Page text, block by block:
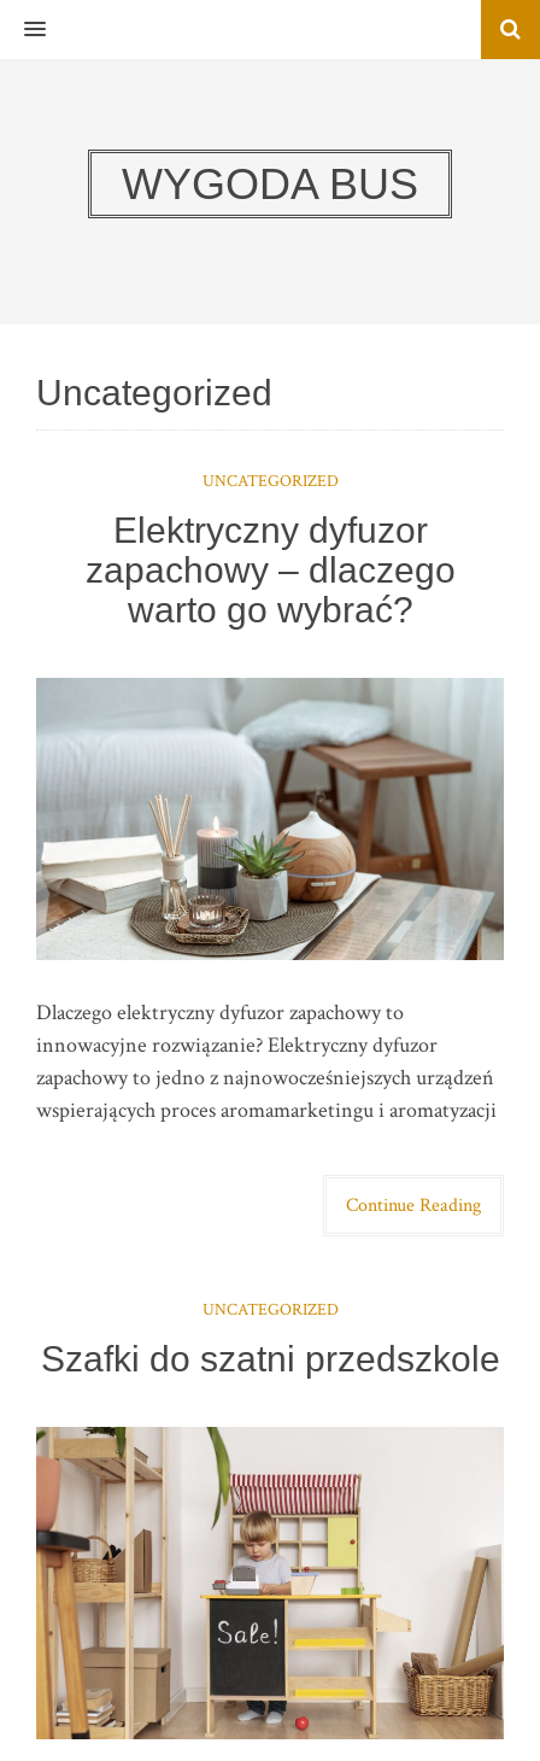
MENU
WYGODA BUS
Uncategorized
UNCATEGORIZED
Elektryczny dyfuzor
zapachowy – dlaczego
warto go wybrać?
Dlaczego elektryczny dyfuzor zapachowy to
innowacyjne rozwiązanie? Elektryczny dyfuzor
zapachowy to jedno z najnowocześniejszych urządzeń
wspierających proces aromamarketingu i aromatyzacji
Continue Reading
UNCATEGORIZED
Szafki do szatni przedszkole